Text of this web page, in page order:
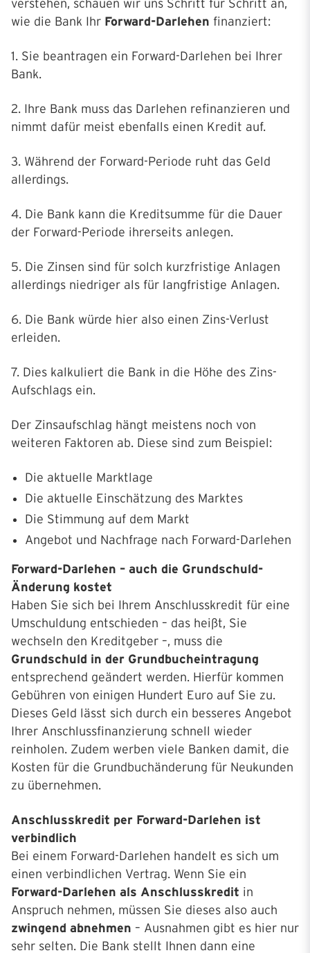
verstehen, schauen wir uns Schritt für Schritt an,
wie die Bank Ihr Forward-Darlehen finanziert:
1. Sie beantragen ein Forward-Darlehen bei Ihrer
Bank.
2. Ihre Bank muss das Darlehen refinanzieren und
nimmt dafür meist ebenfalls einen Kredit auf.
3. Während der Forward-Periode ruht das Geld
allerdings.
4. Die Bank kann die Kreditsumme für die Dauer
der Forward-Periode ihrerseits anlegen.
5. Die Zinsen sind für solch kurzfristige Anlagen
allerdings niedriger als für langfristige Anlagen.
6. Die Bank würde hier also einen Zins-Verlust
erleiden.
7. Dies kalkuliert die Bank in die Höhe des Zins-
Aufschlags ein.
Der Zinsaufschlag hängt meistens noch von
weiteren Faktoren ab. Diese sind zum Beispiel:
Die aktuelle Marktlage
Die aktuelle Einschätzung des Marktes
Die Stimmung auf dem Markt
Angebot und Nachfrage nach Forward-Darlehen
Forward-Darlehen – auch die Grundschuld-
Änderung kostet
Haben Sie sich bei Ihrem Anschlusskredit für eine
Umschuldung entschieden – das heißt, Sie
wechseln den Kreditgeber –, muss die
Grundschuld in der Grundbucheintragung
entsprechend geändert werden. Hierfür kommen
Gebühren von einigen Hundert Euro auf Sie zu.
Dieses Geld lässt sich durch ein besseres Angebot
Ihrer Anschlussfinanzierung schnell wieder
reinholen. Zudem werben viele Banken damit, die
Kosten für die Grundbuchänderung für Neukunden
zu übernehmen.
Anschlusskredit per Forward-Darlehen ist
verbindlich
Bei einem Forward-Darlehen handelt es sich um
einen verbindlichen Vertrag. Wenn Sie ein
Forward-Darlehen als Anschlusskredit in
Anspruch nehmen, müssen Sie dieses also auch
zwingend abnehmen – Ausnahmen gibt es hier nur
sehr selten. Die Bank stellt Ihnen dann eine